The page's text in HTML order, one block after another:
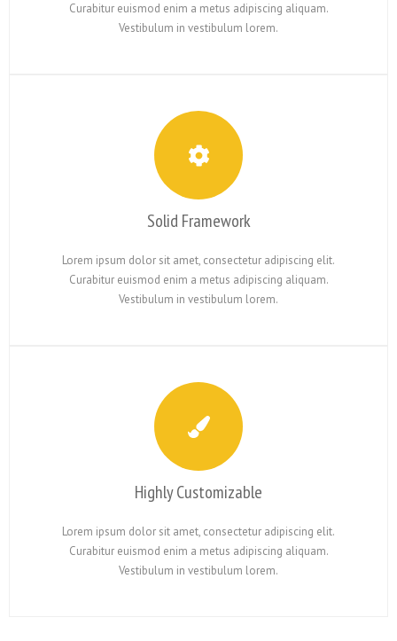
Curabitur euismod enim a metus adipiscing aliquam.
Vestibulum in vestibulum lorem.
Solid Framework
Lorem ipsum dolor sit amet, consectetur adipiscing elit.
Curabitur euismod enim a metus adipiscing aliquam.
Vestibulum in vestibulum lorem.
Highly Customizable
Lorem ipsum dolor sit amet, consectetur adipiscing elit.
Curabitur euismod enim a metus adipiscing aliquam.
Vestibulum in vestibulum lorem.